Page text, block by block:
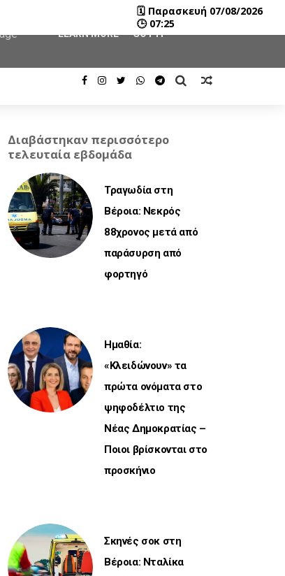
Διαβάστηκαν περισσότερο
τελευταία εβδομάδα
Τραγωδία στη
Βέροια: Νεκρός
88χρονος μετά από
παράσυρση από
φορτηγό
Ημαθία:
«Κλειδώνουν» τα
πρώτα ονόματα στο
ψηφοδέλτιο της
Νέας Δημοκρατίας –
Ποιοι βρίσκονται στο
προσκήνιο
Σκηνές σοκ στη
Βέροια: Νταλίκα
🗓 Παρασκευή 07/08/2026
🕒 07:25
LEARN MORE GOT IT